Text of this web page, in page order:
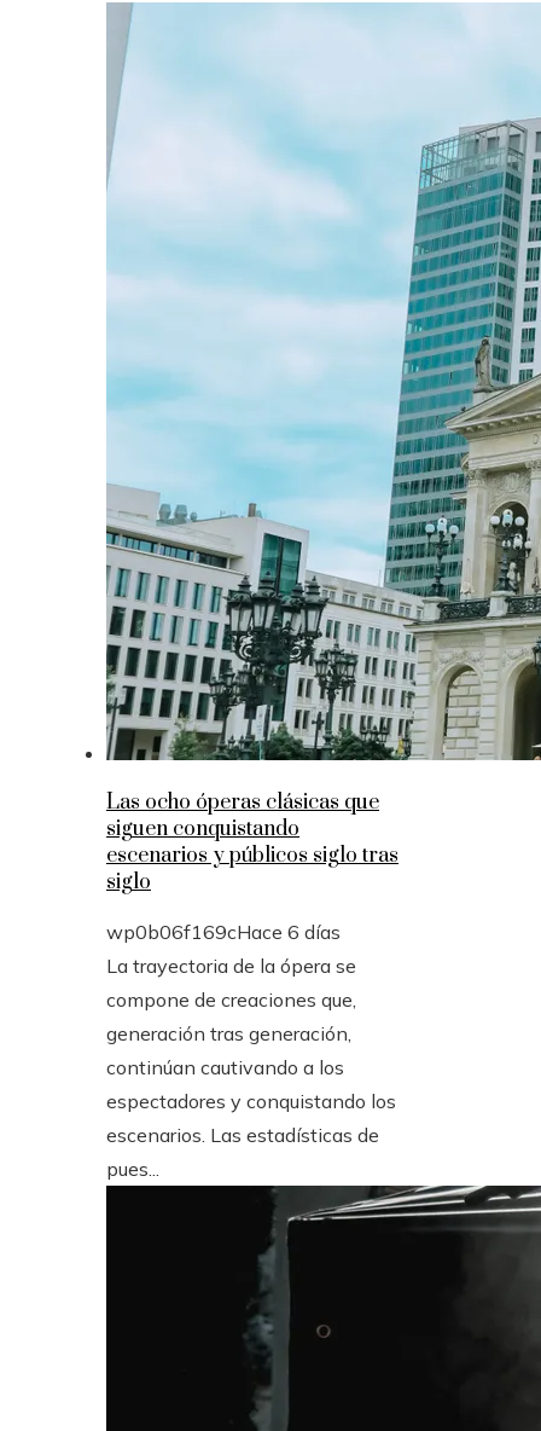
Las ocho óperas clásicas que
siguen conquistando
escenarios y públicos siglo tras
siglo
wp0b06f169cHace 6 días
La trayectoria de la ópera se
compone de creaciones que,
generación tras generación,
continúan cautivando a los
espectadores y conquistando los
escenarios. Las estadísticas de
pues...